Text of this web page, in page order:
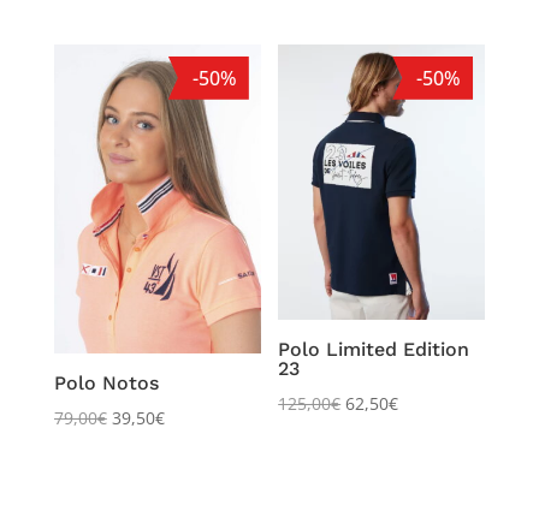
-50%
Polo Notos
79,00€ 39,50€
-50%
Polo Limited Edition
23
125,00€ 62,50€